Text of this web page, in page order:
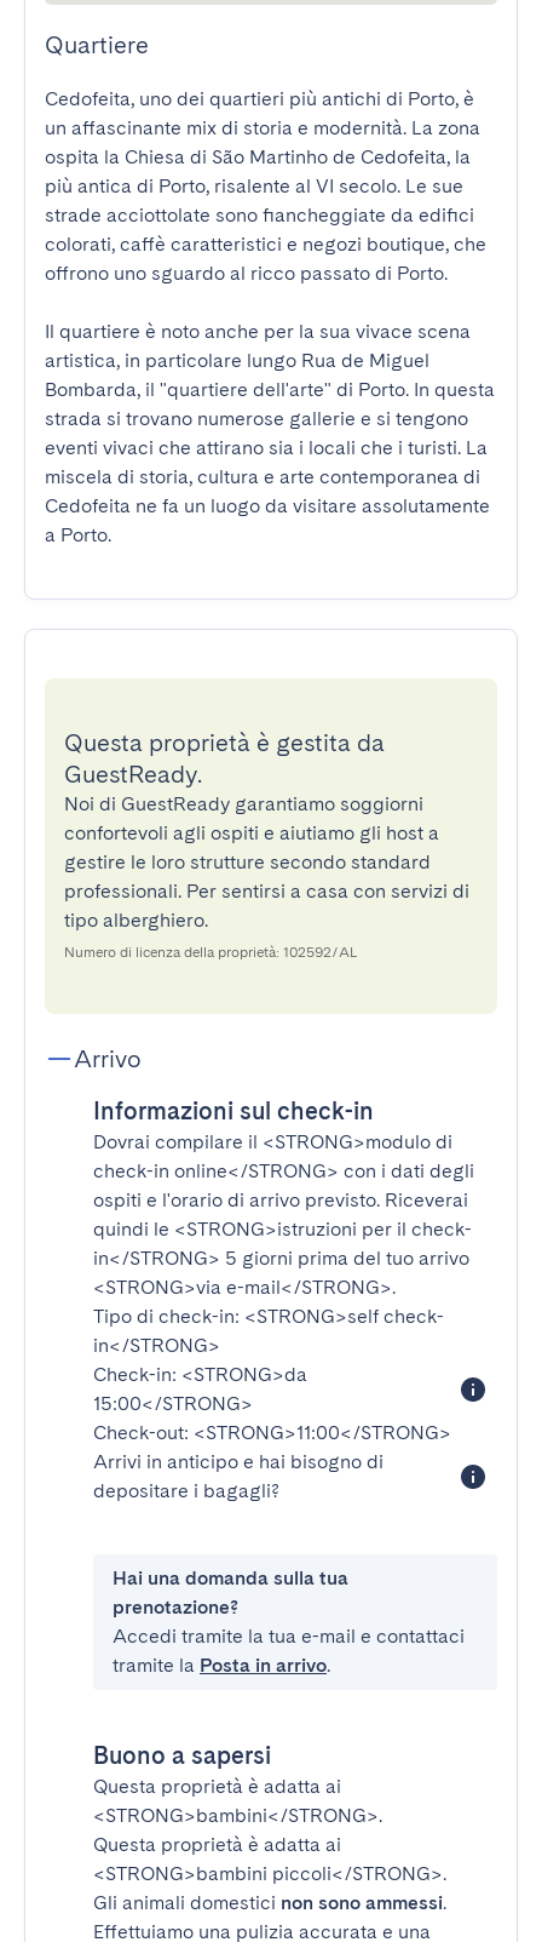
Quartiere
Cedofeita, uno dei quartieri più antichi di Porto, è
un affascinante mix di storia e modernità. La zona
ospita la Chiesa di São Martinho de Cedofeita, la
più antica di Porto, risalente al VI secolo. Le sue
strade acciottolate sono fiancheggiate da edifici
colorati, caffè caratteristici e negozi boutique, che
offrono uno sguardo al ricco passato di Porto.
Il quartiere è noto anche per la sua vivace scena
artistica, in particolare lungo Rua de Miguel
Bombarda, il "quartiere dell'arte" di Porto. In questa
strada si trovano numerose gallerie e si tengono
eventi vivaci che attirano sia i locali che i turisti. La
miscela di storia, cultura e arte contemporanea di
Cedofeita ne fa un luogo da visitare assolutamente
a Porto.
Questa proprietà è gestita da
GuestReady.
Noi di GuestReady garantiamo soggiorni
confortevoli agli ospiti e aiutiamo gli host a
gestire le loro strutture secondo standard
professionali. Per sentirsi a casa con servizi di
tipo alberghiero.
Numero di licenza della proprietà: 102592/AL
Arrivo
Informazioni sul check-in
Dovrai compilare il <STRONG>modulo di
check-in online</STRONG> con i dati degli
ospiti e l'orario di arrivo previsto. Riceverai
quindi le <STRONG>istruzioni per il check-
in</STRONG> 5 giorni prima del tuo arrivo
<STRONG>via e-mail</STRONG>.
Tipo di check-in: <STRONG>self check-
in</STRONG>
Check-in: <STRONG>da
15:00</STRONG>
Check-out: <STRONG>11:00</STRONG>
Arrivi in anticipo e hai bisogno di
depositare i bagagli?
Hai una domanda sulla tua
prenotazione?
Accedi tramite la tua e-mail e contattaci
tramite la Posta in arrivo.
Buono a sapersi
Questa proprietà è adatta ai
<STRONG>bambini</STRONG>.
Questa proprietà è adatta ai
<STRONG>bambini piccoli</STRONG>.
Gli animali domestici non sono ammessi.
Effettuiamo una pulizia accurata e una